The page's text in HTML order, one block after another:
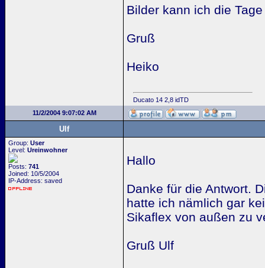
Bilder kann ich die
Gruß
Heiko
Ducato 14 2,8 idTD
11/2/2004 9:07:02 AM
Ulf
Group: User
Level: Ureinwohner
Posts: 741
Joined: 10/5/2004
IP-Address: saved
Hallo
Danke für die Antwort.
hatte ich nämlich gar
Sikaflex von außen zu
Gruß Ulf